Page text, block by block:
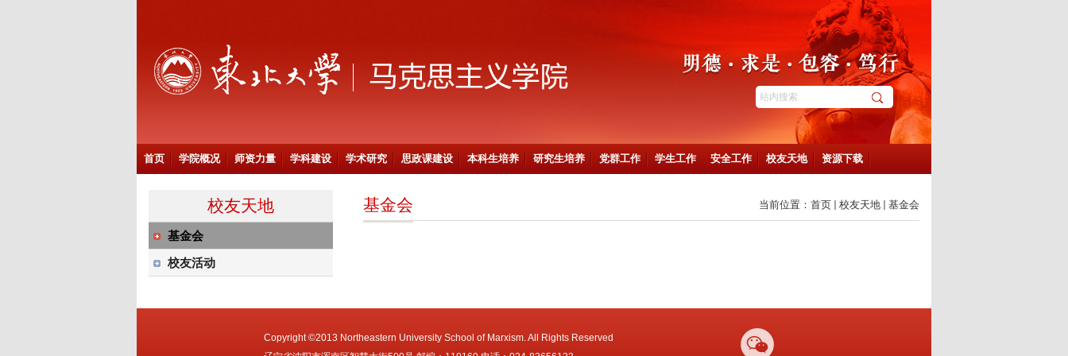
首页 学院概况 师资力量 学科建设 学术研究 思政课建设 本科生培养 研究生培养 党群工作 学生工作 安全工作 校友天地 资源下载
校友天地
基金会
校友活动
基金会 当前位置： 首页 校友天地 基金会
Copyright ©2013 Northeastern University School of Marxism. All Rights Reserved